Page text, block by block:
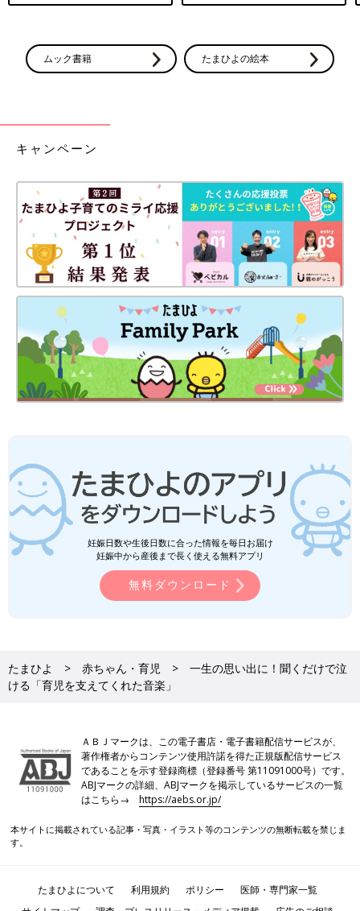
ムック書籍 たまひよの絵本
キャンペーン
妊娠日数や生後日数に合った情報を毎日お届け
妊娠中から産後まで長く使える無料アプリ
無料ダウンロード
たまひよ 赤ちゃん・育児
一生の思い出に！聞くだけで泣
ける「育児を支えてくれた音楽」
ＡＢＪマークは、この電子書店・電子書籍配信サービスが、
著作権者からコンテンツ使用許諾を得た正規版配信サービス
であることを示す登録商標（登録番号 第11091000号）です。
ABJマークの詳細、ABJマークを掲示しているサービスの一覧
はこちら→https://aebs.or.jp/
本サイトに掲載されている記事・写真・イラスト等のコンテンツの無断転載を禁じま
す。
たまひよについて 利用規約 ポリシー
医師・専門家一覧